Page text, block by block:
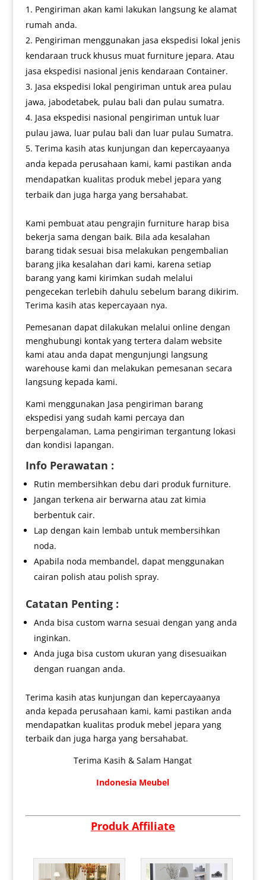
Pengiriman akan kami lakukan langsung ke alamat
rumah anda.
Pengiriman menggunakan jasa ekspedisi lokal jenis
kendaraan truck khusus muat furniture jepara. Atau
jasa ekspedisi nasional jenis kendaraan Container.
Jasa ekspedisi lokal pengiriman untuk area pulau
jawa, jabodetabek, pulau bali dan pulau sumatra.
Jasa ekspedisi nasional pengiriman untuk luar
pulau jawa, luar pulau bali dan luar pulau Sumatra.
Terima kasih atas kunjungan dan kepercayaanya
anda kepada perusahaan kami, kami pastikan anda
mendapatkan kualitas produk mebel jepara yang
terbaik dan juga harga yang bersahabat.
Kami pembuat atau pengrajin furniture harap bisa
bekerja sama dengan baik. Bila ada kesalahan
barang tidak sesuai bisa melakukan pengembalian
barang jika kesalahan dari kami, karena setiap
barang yang kami kirimkan sudah melalui
pengecekan terlebih dahulu sebelum barang dikirim.
Terima kasih atas kepercayaan nya.
Pemesanan dapat dilakukan melalui online dengan
menghubungi kontak yang tertera dalam website
kami atau anda dapat mengunjungi langsung
warehouse kami dan melakukan pemesanan secara
langsung kepada kami.
Kami menggunakan Jasa pengiriman barang
ekspedisi yang sudah kami percaya dan
berpengalaman, Lama pengiriman tergantung lokasi
dan kondisi lapangan.
Info Perawatan :
Rutin membersihkan debu dari produk furniture.
Jangan terkena air berwarna atau zat kimia
berbentuk cair.
Lap dengan kain lembab untuk membersihkan
noda.
Apabila noda membandel, dapat menggunakan
cairan polish atau polish spray.
Catatan Penting :
Anda bisa custom warna sesuai dengan yang anda
inginkan.
Anda juga bisa custom ukuran yang disesuaikan
dengan ruangan anda.
Terima kasih atas kunjungan dan kepercayaanya
anda kepada perusahaan kami, kami pastikan anda
mendapatkan kualitas produk mebel jepara yang
terbaik dan juga harga yang bersahabat.
Terima Kasih & Salam Hangat
Indonesia Meubel
Produk Affiliate